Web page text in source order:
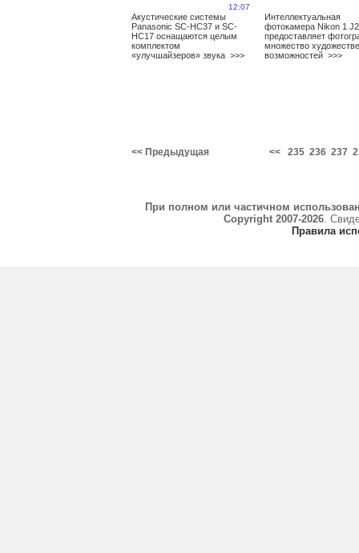
12:07
Акустические системы
Panasonic SC-HC37 и SC-
HC17 оснащаются целым
комплектом
«улучшайзеров» звука >>>
Интеллектуальная
фотокамера Nikon 1 J2
предоставляет
множество
возможностей >>>
<< Предыдущая << 235 236 237
При полном или частичном
Copyright 2007-2026.
Правила